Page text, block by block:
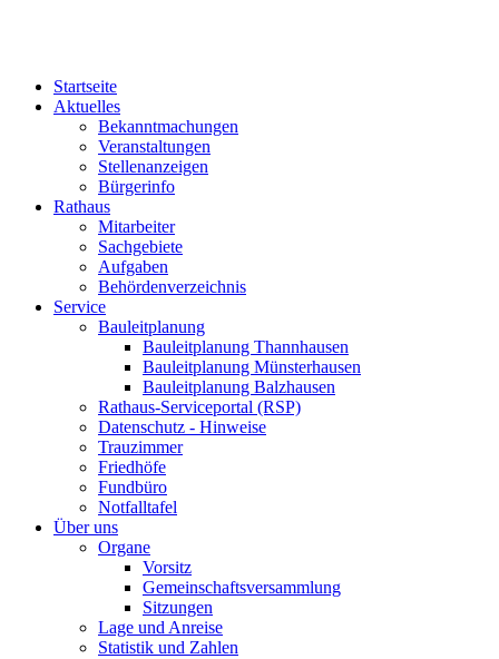
Startseite
Aktuelles
Bekanntmachungen
Veranstaltungen
Stellenanzeigen
Bürgerinfo
Rathaus
Mitarbeiter
Sachgebiete
Aufgaben
Behördenverzeichnis
Service
Bauleitplanung
Bauleitplanung Thannhausen
Bauleitplanung Münsterhausen
Bauleitplanung Balzhausen
Rathaus-Serviceportal (RSP)
Datenschutz - Hinweise
Trauzimmer
Friedhöfe
Fundbüro
Notfalltafel
Über uns
Organe
Vorsitz
Gemeinschaftsversammlung
Sitzungen
Lage und Anreise
Statistik und Zahlen